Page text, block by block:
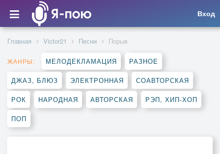
Вход
Главная Victor21 Песни Порыв
ЖАНРЫ: МЕЛОДЕКЛАМАЦИЯ РАЗНОЕ
ДЖАЗ, БЛЮЗ ЭЛЕКТРОННАЯ СОАВТОРСКАЯ
РОК НАРОДНАЯ АВТОРСКАЯ РЭП, ХИП-ХОП
ПОП